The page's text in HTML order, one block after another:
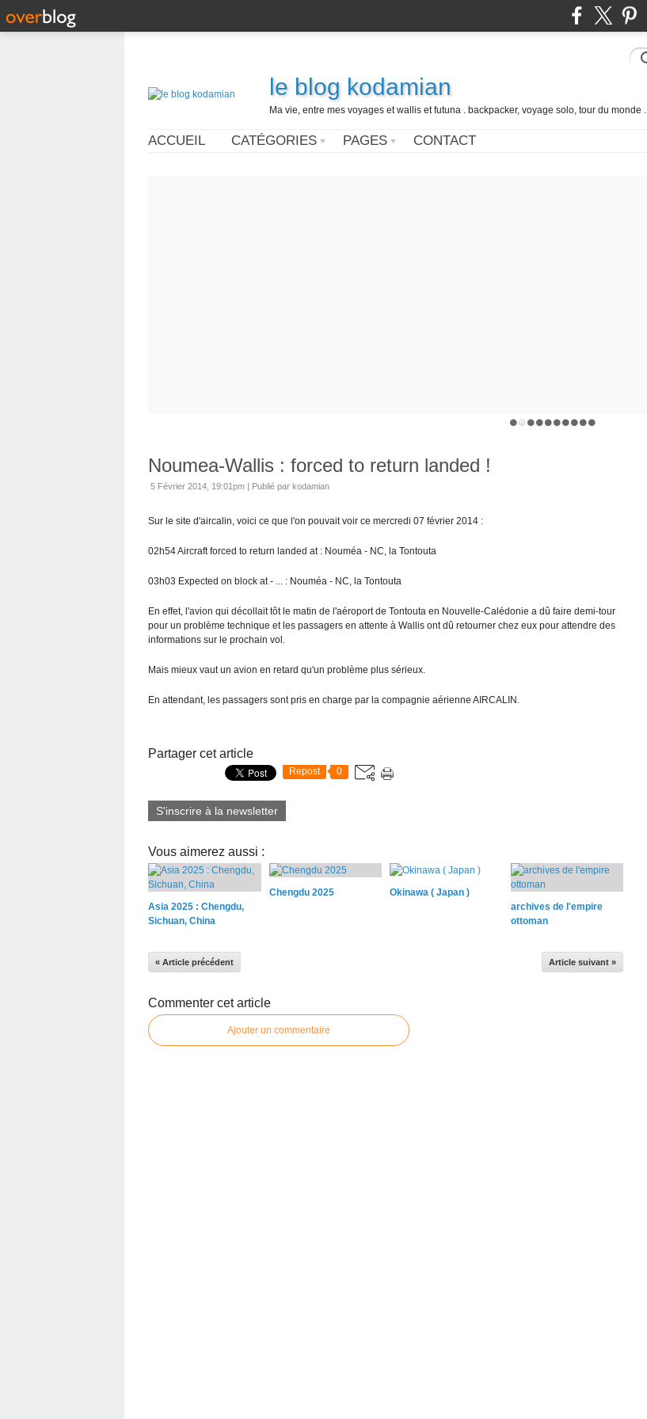
le blog kodamian
Ma vie, entre mes voyages et wallis et futuna . backpacker, voyage solo, tour du monde .
ACCUEIL CATÉGORIES PAGES CONTACT
Noumea-Wallis : forced to return landed !
5 Février 2014, 19:01pm | Publié par kodamian
Sur le site d'aircalin, voici ce que l'on pouvait voir ce mercredi 07 février 2014 :
02h54 Aircraft forced to return landed at : Nouméa - NC, la Tontouta
03h03 Expected on block at - ... : Nouméa - NC, la Tontouta
En effet, l'avion qui décollait tôt le matin de l'aéroport de Tontouta en Nouvelle-Calédonie a dû faire demi-tour
pour un problème technique et les passagers en attente à Wallis ont dû retourner chez eux pour attendre des
informations sur le prochain vol.
Mais mieux vaut un avion en retard qu'un problème plus sérieux.
En attendant, les passagers sont pris en charge par la compagnie aérienne AIRCALIN.
Partager cet article
Repost 0
S'inscrire à la newsletter
Vous aimerez aussi :
Asia 2025 : Chengdu,
Sichuan, China
Chengdu 2025
Okinawa ( Japan )
archives de l'empire
ottoman
« Article précédent Article suivant »
Commenter cet article
Ajouter un commentaire